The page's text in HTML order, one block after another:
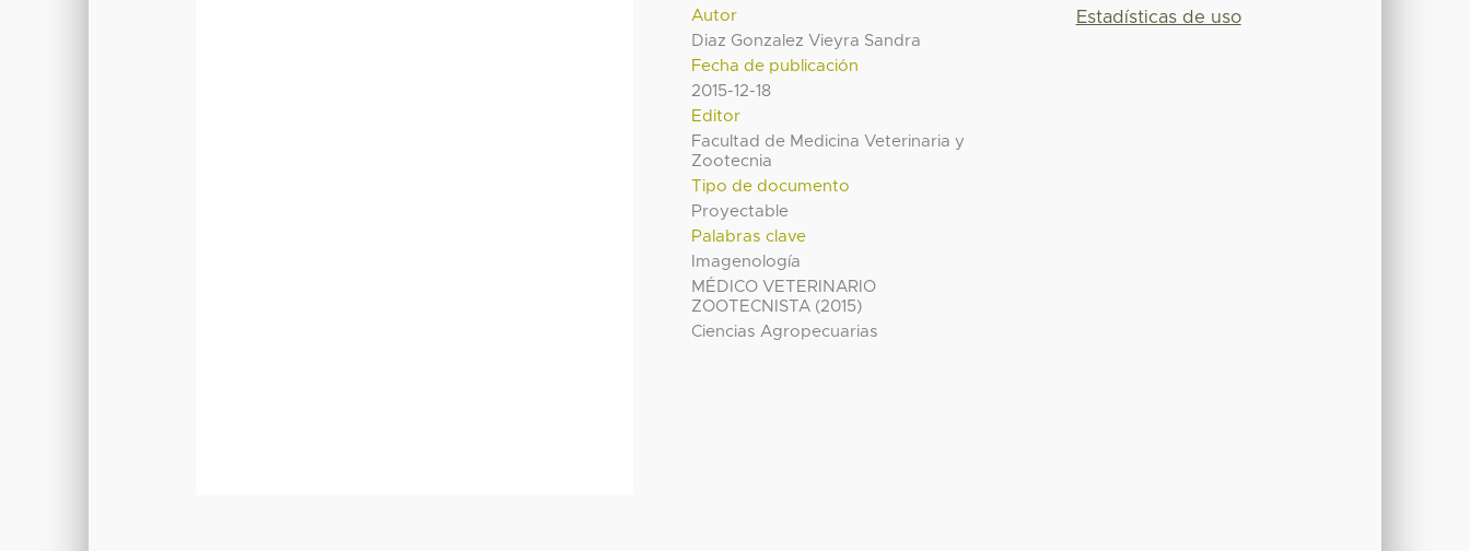
Autor
Diaz Gonzalez Vieyra Sandra
Fecha de publicación
2015-12-18
Editor
Facultad de Medicina Veterinaria y
Zootecnia
Tipo de documento
Proyectable
Palabras clave
Imagenología
MÉDICO VETERINARIO
ZOOTECNISTA (2015)
Ciencias Agropecuarias
Estadísticas de uso